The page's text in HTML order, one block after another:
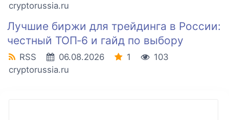
cryptorussia.ru
Лучшие биржи для трейдинга в России:
честный ТОП‑6 и гайд по выбору
RSS 06.08.2026 1
103
cryptorussia.ru